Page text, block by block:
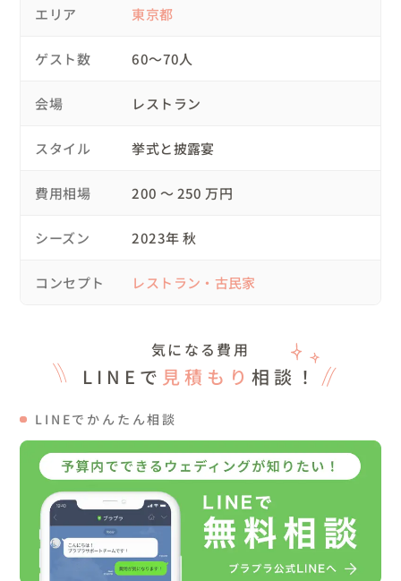
レストランなんです＾＾
当日は天候にも恵まれ和やかな結婚式になりました。遠方
配することで移動もとてもスムーズ。披露宴会場へ迷うこ
のウェディング
＾和装ならではの「鏡開き」は音楽フェス風に新郎新婦さ
の、よいしょ！！」♪
だきます。お酒が得意でないゲストには、お二人の住まい
のある青森のおすすめリンゴジュースを桝で飲めるように
しました。桝は記念に持ち帰りもできるように、専用の持
ち帰り袋も用意＾＾檜の良い香りがする桝はとても人気
で、多くのゲストの皆さんがお土産にお持ちになっていま
した。
ご新郎とお母様の涙と笑顔の中座シーンやブライズルーム
でのバラの花を渡してのファーストミート、再入場では神
社での神前式でできなかったお父様によるエスコートとご
新郎へのバトンタッチのセレモニーも。
伊藤さんは私たちの状況を受け止めてくださり、キャンセル費用の
ったです。
を伊藤さんと進めていくことにしました。
が、些細なことでもメールできる雰囲気で特に不便は感じませんで
でしたが、しつこいほど細かな質問にも誠実に答えてくださる伊藤
さんのおかげで段々と緊張が解けたように思います。
当日はひたすらに楽しくて大好きな人たちに囲まれて幸せな時間を
過ごすことができました。ゲストの皆さんにもあったかくて2人ら
きになりながらマリッジリンクさんにご連絡した自分は大正解でし
エリア 東京都
ゲスト数 60〜70人
会場 レストラン
スタイル 挙式と披露宴
費用相場 200 〜 250 万円
シーズン 2023年 秋
コンセプト レストラン・古民家
気になる費用
LINEで 見積もり 相談！
LINEでかんたん相談